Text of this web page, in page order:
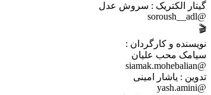
گیتار الکتریک : سروش عدل
@soroush__adl
🎬
نویسنده و کارگردان :
سیامک محب علیان
@siamak.mohebalian
تدوین : یاشار امینی
@yash.amini